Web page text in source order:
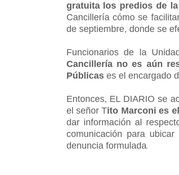
gratuita los predios de
Cancillería cómo se
de septiembre, donde se
Funcionarios de la
Cancillería no es aún
Públicases el encargado
Entonces, EL DIARIO se
el señor Tito Marconi es
dar información al
comunicación para
denuncia formulada.